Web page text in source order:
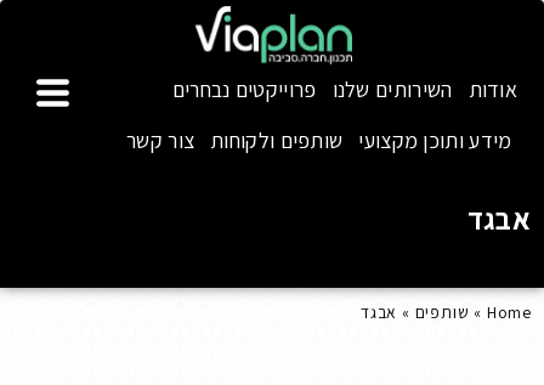
אודות השירותים שלנו
פרוייקטים נבחרים
מידע ותוכן מקצועי
שותפים ולקוחות צור קשר
אבגד
Home
» שותפים » אבגד